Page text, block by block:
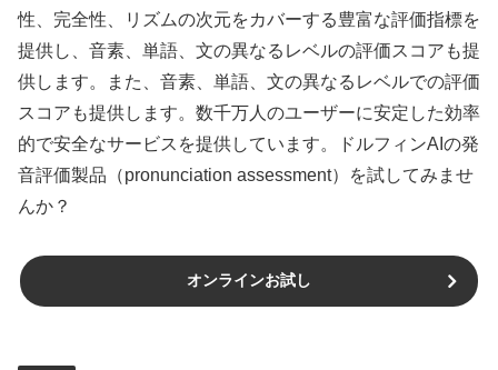
性、完全性、リズムの次元をカバーする豊富な評価指標を
提供し、音素、単語、文の異なるレベルの評価スコアも提
供します。また、音素、単語、文の異なるレベルでの評価
スコアも提供します。数千万人のユーザーに安定した効率
的で安全なサービスを提供しています。ドルフィンAIの発
音評価製品（pronunciation assessment）を試してみませ
んか？
オンラインお試し